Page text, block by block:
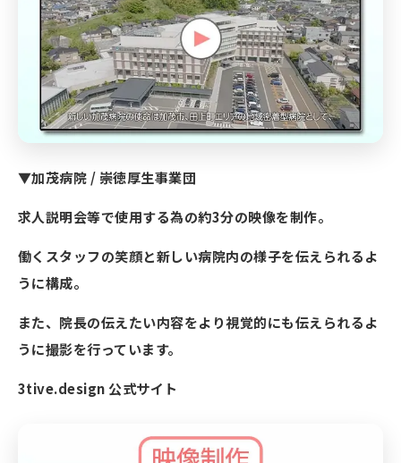
▼加茂病院 / 崇徳厚生事業団
求人説明会等で使用する為の約3分の映像を制作。
働くスタッフの笑顔と新しい病院内の様子を伝えられるよ
うに構成。
また、院長の伝えたい内容をより視覚的にも伝えられるよ
うに撮影を行っています。
3tive.design 公式サイト